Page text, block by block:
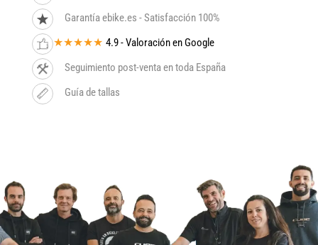
Garantía ebike.es - Satisfacción 100%
★★★★★ 4.9 - Valoración en Google
Seguimiento post-venta en toda España
Guía de tallas